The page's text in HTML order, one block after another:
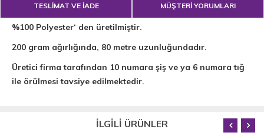
TESLİMAT VE İADE MÜŞTERİ YORUMLARI
%100 Polyester‘ den üretilmiştir.
200 gram ağırlığında, 80 metre uzunluğundadır.
Üretici firma tarafından 10 numara şiş ve ya 6 numara tığ
ile örülmesi tavsiye edilmektedir.
İLGİLİ ÜRÜNLER